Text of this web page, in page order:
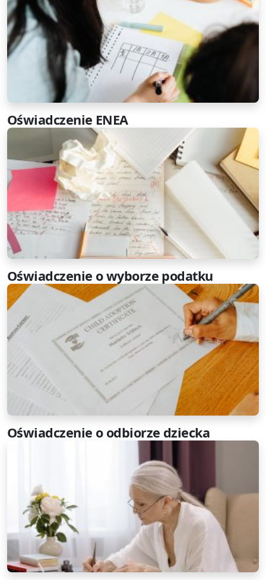
Oświadczenie ENEA
Oświadczenie o wyborze podatku
Oświadczenie o odbiorze dziecka